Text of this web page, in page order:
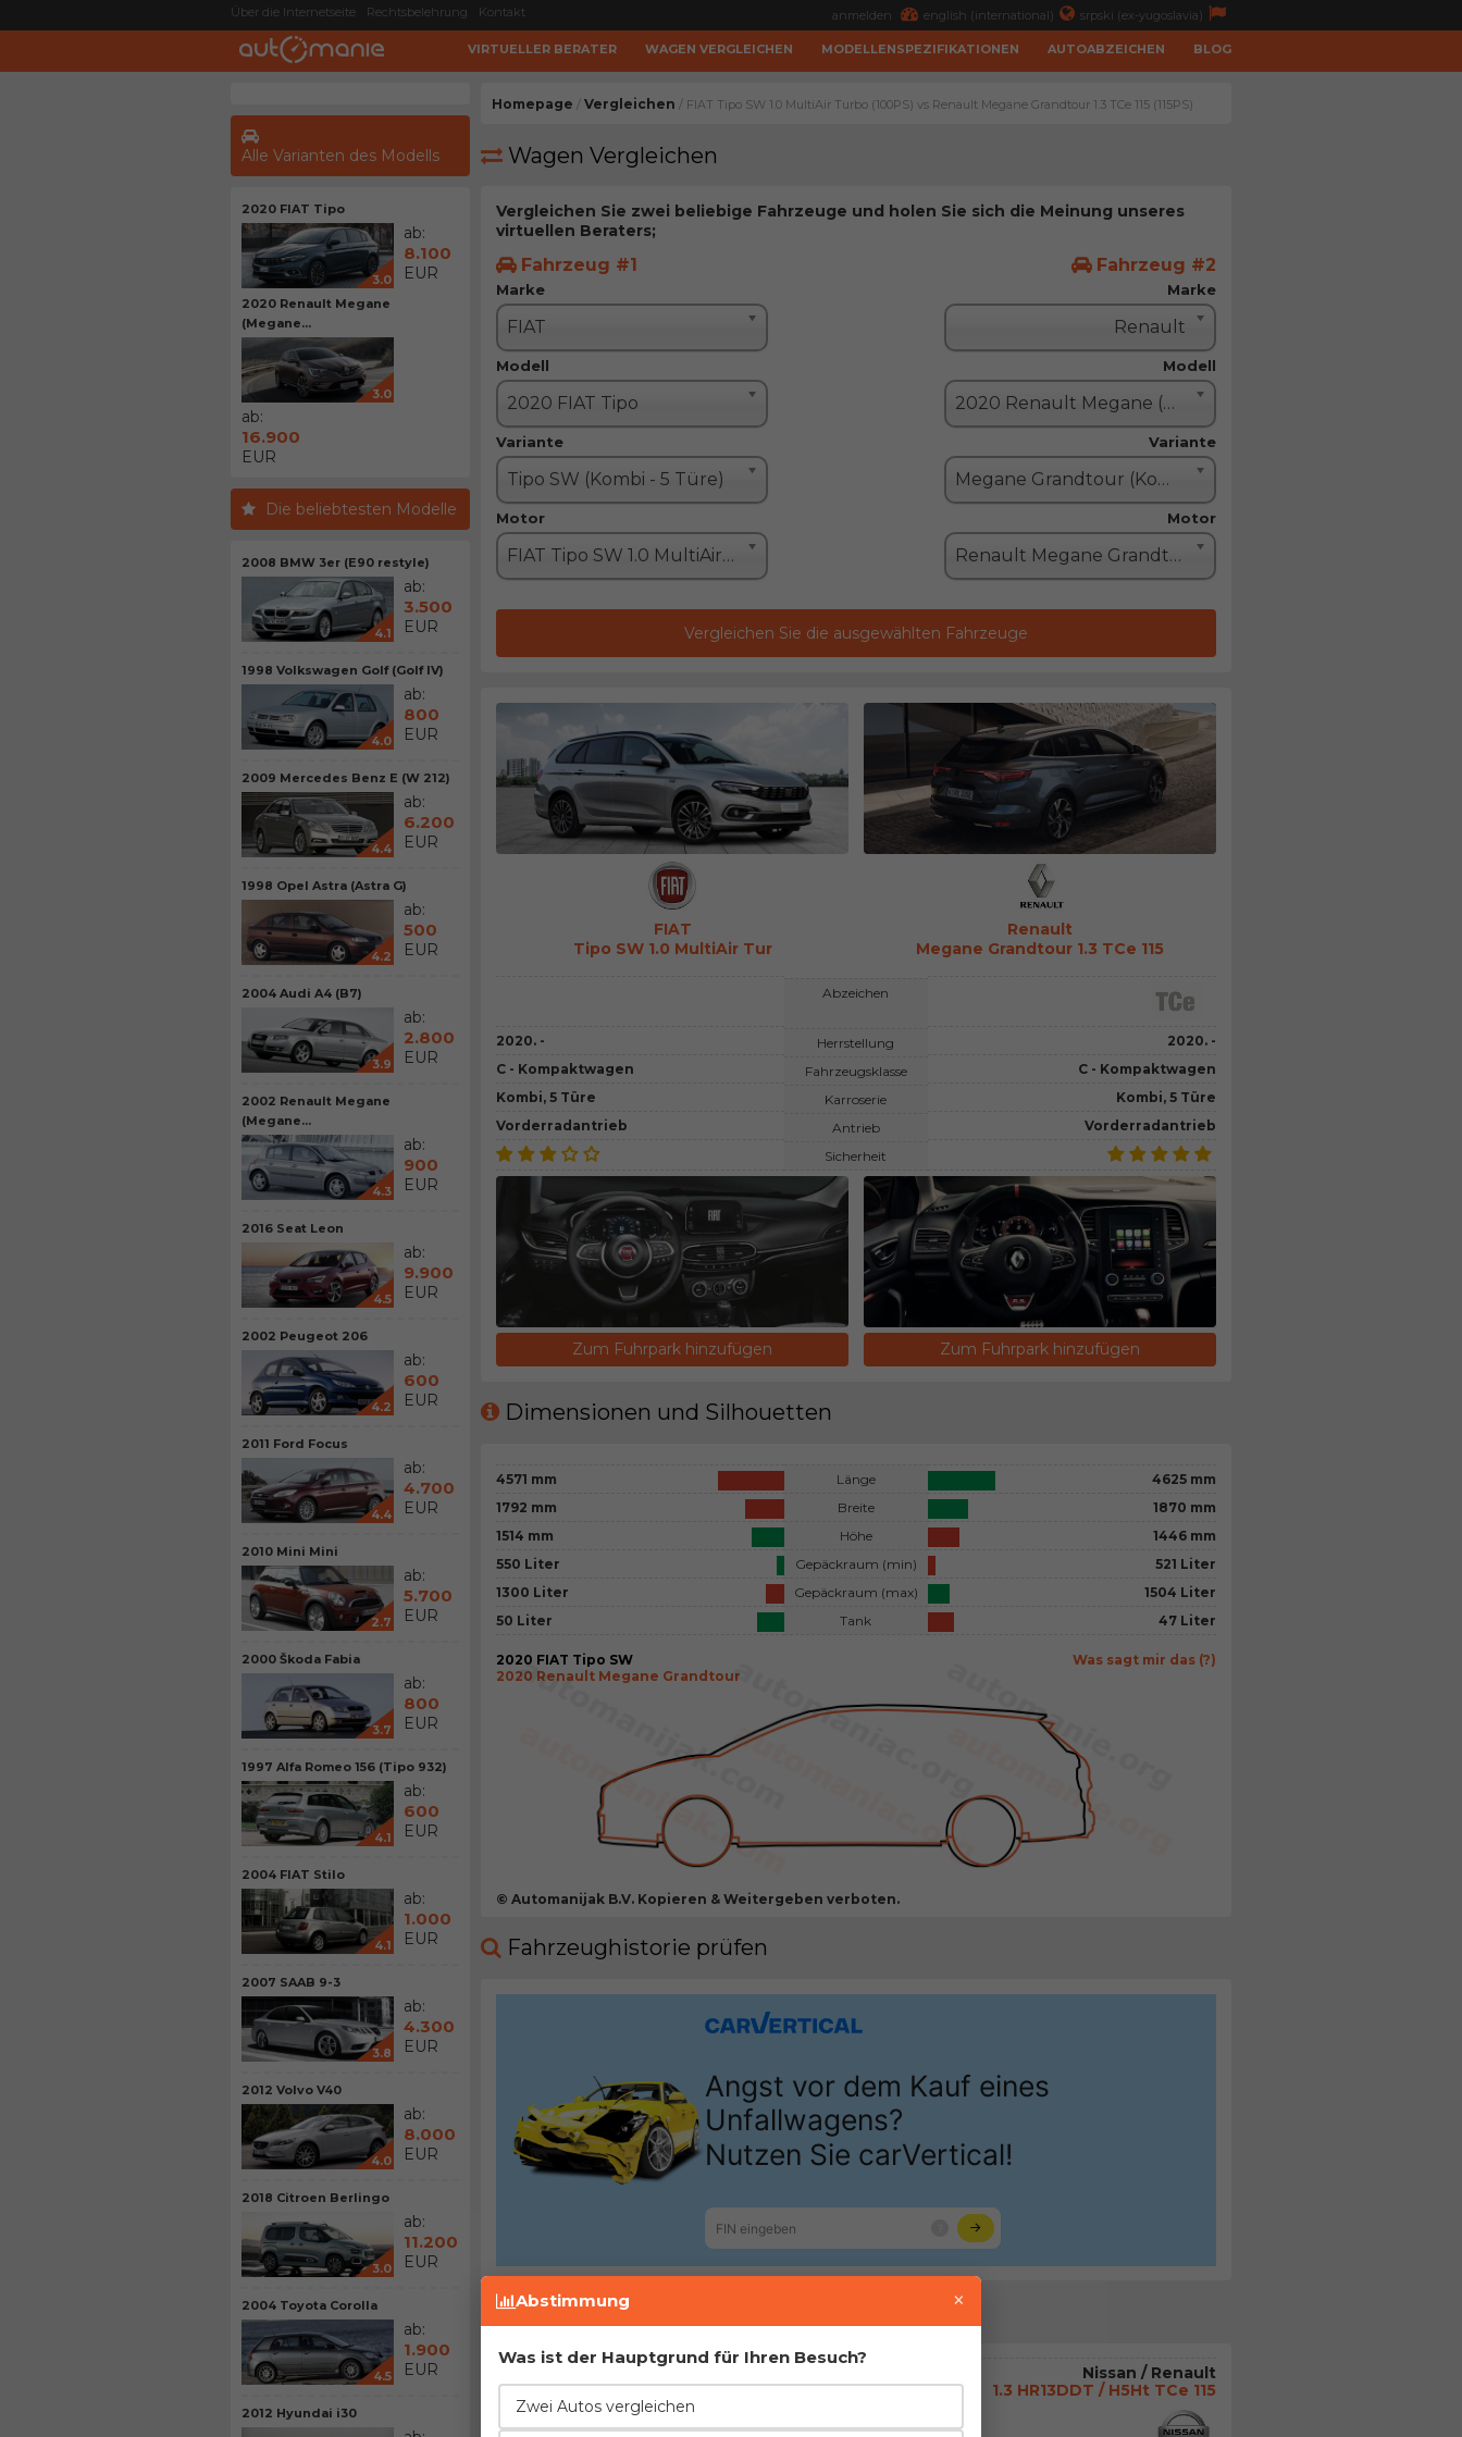
Über die Internetseite Rechtsbelehrung Kontakt anmelden english (international) srpski (ex-yugoslavia)
VIRTUELLER BERATER WAGEN VERGLEICHEN MODELLENSPEZIFIKATIONEN AUTOABZEICHEN BLOG
Alle Varianten des Modells
2020 FIAT Tipo
3.0
ab:
8.100
EUR
2020 Renault Megane
(Megane...
3.0
ab:
16.900
EUR
Die beliebtesten Modelle
2008 BMW 3er (E90 restyle)
4.1
ab:
3.500
EUR
1998 Volkswagen Golf (Golf IV)
4.0
ab:
800
EUR
2009 Mercedes Benz E (W 212)
4.4
ab:
6.200
EUR
1998 Opel Astra (Astra G)
4.2
ab:
500
EUR
2004 Audi A4 (B7)
3.9
ab:
2.800
EUR
2002 Renault Megane
(Megane...
4.3
ab:
900
EUR
2016 Seat Leon
4.5
ab:
9.900
EUR
2002 Peugeot 206
4.2
ab:
600
EUR
2011 Ford Focus
4.4
ab:
4.700
EUR
2010 Mini Mini
2.7
ab:
5.700
EUR
2000 Škoda Fabia
3.7
ab:
800
EUR
1997 Alfa Romeo 156 (Tipo 932)
4.1
ab:
600
EUR
2004 FIAT Stilo
4.1
ab:
1.000
EUR
2007 SAAB 9-3
3.8
ab:
4.300
EUR
2012 Volvo V40
4.0
ab:
8.000
EUR
2018 Citroen Berlingo
3.0
ab:
11.200
EUR
2004 Toyota Corolla
4.5
ab:
1.900
EUR
2012 Hyundai i30
Homepage / Vergleichen / FIAT Tipo SW 1.0 MultiAir Turbo (100PS) vs Renault Megane Grandtour 1.3 TCe 115 (115PS)
Wagen Vergleichen
Vergleichen Sie zwei beliebige Fahrzeuge und holen Sie sich die Meinung unseres
virtuellen Beraters;
Fahrzeug #1
Marke
FIAT
Modell
2020 FIAT Tipo
Variante
Tipo SW (Kombi - 5 Türe)
Motor
FIAT Tipo SW 1.0 MultiAir Turbo (100PS)
Fahrzeug #2
Marke
Renault
Modell
2020 Renault Megane (Megane IV restyle)
Variante
Megane Grandtour (Kombi - 5 Türe)
Motor
Renault Megane Grandtour 1.3 TCe 115 (115PS)
Vergleichen Sie die ausgewählten Fahrzeuge
FIAT
Tipo SW 1.0 MultiAir Tur
Renault
Megane Grandtour 1.3 TCe 115
2020. -
C - Kompaktwagen
Kombi, 5 Türe
Vorderradantrieb
Abzeichen
Herrstellung
Fahrzeugsklasse
Karroserie
Antrieb
Sicherheit
2020. -
C - Kompaktwagen
Kombi, 5 Türe
Vorderradantrieb
Zum Fuhrpark hinzufügen Zum Fuhrpark hinzufügen
Dimensionen und Silhouetten
4571 mm
1792 mm
1514 mm
550 Liter
1300 Liter
50 Liter
Länge
Breite
Höhe
Gepäckraum (min)
Gepäckraum (max)
Tank
4625 mm
1870 mm
1446 mm
521 Liter
1504 Liter
47 Liter
Was sagt mir das (?)
2020 FIAT Tipo SW
2020 Renault Megane Grandtour
© Automanijak B.V. Kopieren & Weitergeben verboten.
Fahrzeughistorie prüfen
Motor
Nissan / Renault
1.3 HR13DDT / H5Ht TCe 115
Abstimmung ×
Was ist der Hauptgrund für Ihren Besuch?
Zwei Autos vergleichen